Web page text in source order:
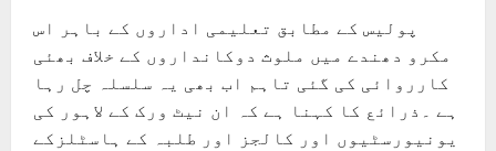
پولیس کے مطابق تعلیمی اداروں کے باہر اس
مکرو دھندے میں ملوث دوکانداروں کے خلاف بھئی
کارروائی کی گئی تاہم اب بھی یہ سلسلہ چل رہا
ہے ۔ذرائع کا کہنا ہے کہ ان نیٹ ورک کے لاہور کی
یونیورسٹیوں اور کالجز اور طلبہ کے ہاسٹلزکے